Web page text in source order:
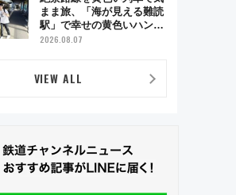
まま旅、「海が見える難読
駅」で幸せの黄色いハンカ
チに願いを 「新・鉄道ひ
2026.08.07
VIEW ALL